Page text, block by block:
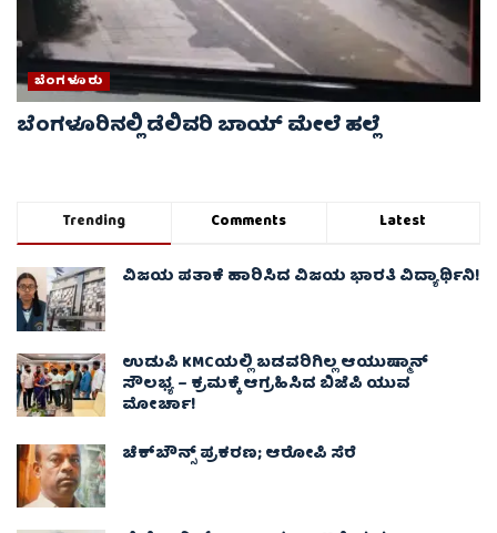
ಬೆಂಗಳೂರು
ಬೆಂಗಳೂರಿನಲ್ಲಿ ಡೆಲಿವರಿ ಬಾಯ್ ಮೇಲೆ‌ ಹಲ್ಲೆ
Trending Comments Latest
ವಿಜಯ ಪತಾಕೆ ಹಾರಿಸಿದ ವಿಜಯ ಭಾರತಿ ವಿದ್ಯಾರ್ಥಿನಿ!
ಉಡುಪಿ KMCಯಲ್ಲಿ ಬಡವರಿಗಿಲ್ಲ ಆಯುಷ್ಮಾನ್
ಸೌಲಭ್ಯ – ಕ್ರಮಕ್ಕೆ ಆಗ್ರಹಿಸಿದ ಬಿಜೆಪಿ ಯುವ
ಮೋರ್ಚಾ!
ಚೆಕ್​ಬೌನ್ಸ್​ ಪ್ರಕರಣ; ಆರೋಪಿ ಸೆರೆ